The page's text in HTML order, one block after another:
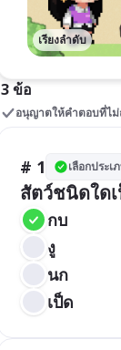
เรียงลำดับ
3 ข้อ
อนุญาตให้คำตอบที่ไม่
# 1 เลือกประเ
สัตว์ชนิดใด
กบ
งู
นก
เป็ด